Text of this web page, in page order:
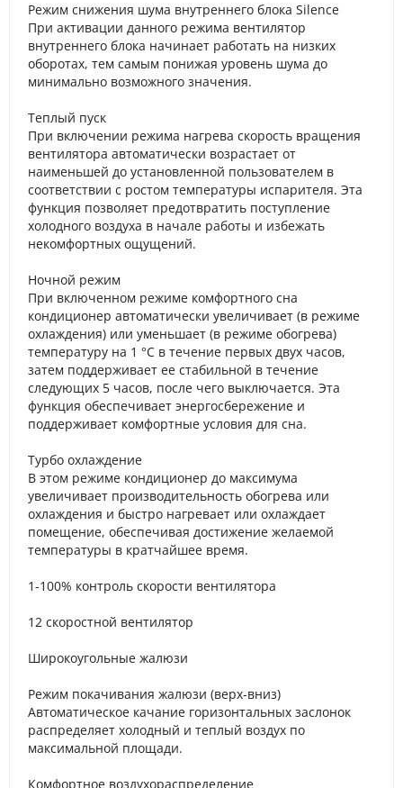
Режим снижения шума внутреннего блока Silence
При активации данного режима вентилятор
внутреннего блока начинает работать на низких
оборотах, тем самым понижая уровень шума до
минимально возможного значения.
Теплый пуск
При включении режима нагрева скорость вращения
вентилятора автоматически возрастает от
наименьшей до установленной пользователем в
соответствии с ростом температуры испарителя. Эта
функция позволяет предотвратить поступление
холодного воздуха в начале работы и избежать
некомфортных ощущений.
Ночной режим
При включенном режиме комфортного сна
кондиционер автоматически увеличивает (в режиме
охлаждения) или уменьшает (в режиме обогрева)
температуру на 1 °С в течение первых двух часов,
затем поддерживает ее стабильной в течение
следующих 5 часов, после чего выключается. Эта
функция обеспечивает энергосбережение и
поддерживает комфортные условия для сна.
Турбо охлаждение
В этом режиме кондиционер до максимума
увеличивает производительность обогрева или
охлаждения и быстро нагревает или охлаждает
помещение, обеспечивая достижение желаемой
температуры в кратчайшее время.
1-100% контроль скорости вентилятора
12 скоростной вентилятор
Широкоугольные жалюзи
Режим покачивания жалюзи (верх-вниз)
Автоматическое качание горизонтальных заслонок
распределяет холодный и теплый воздух по
максимальной площади.
Комфортное воздухораспределение